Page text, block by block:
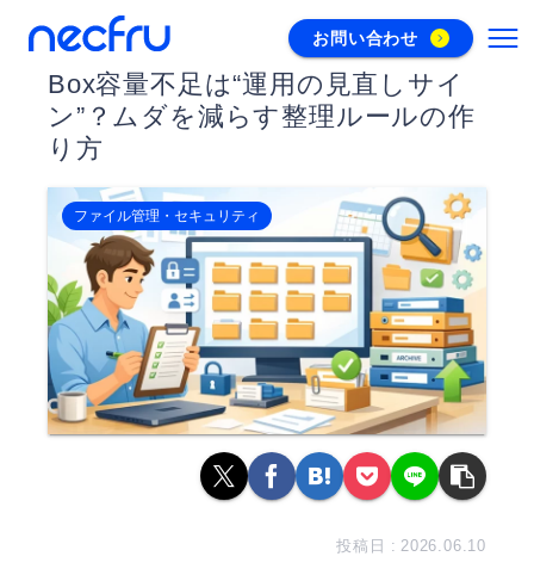
お問い合わせ
Box容量不足は“運用の見直しサイ
ン”？ムダを減らす整理ルールの作
り方
ファイル管理・セキュリティ
2026.06.10